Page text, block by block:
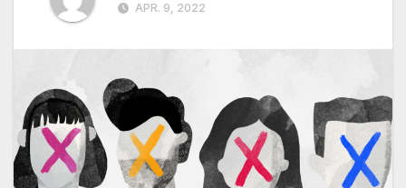
APR. 9, 2022